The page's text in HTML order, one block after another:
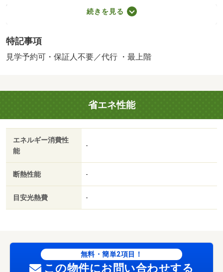
ームシェア不可/カギ交換料 16500円/環境維持費 550円/賃
続きを見る
特記事項
見学予約可・保証人不要／代行 ・最上階
省エネ性能
エネルギー消費性
能
-
断熱性能 -
目安光熱費 -
無料・簡単2項目！
この物件にお問い合わせする